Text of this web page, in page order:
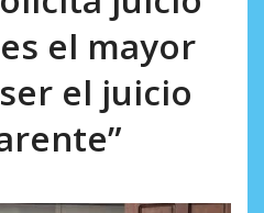
el mayor
el juicio